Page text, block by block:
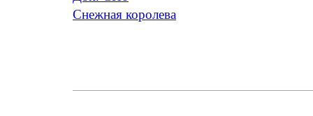
Снежная королева